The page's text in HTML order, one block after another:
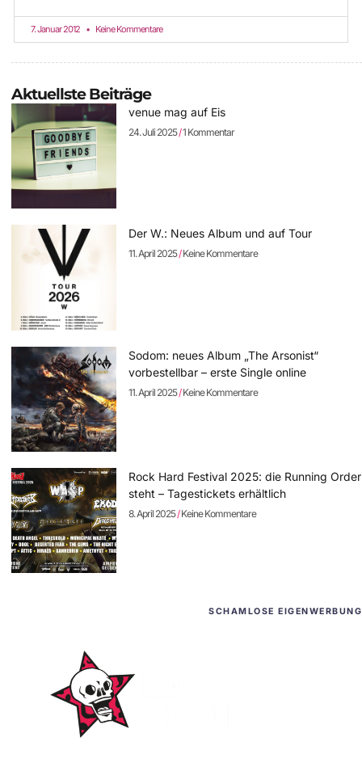
7. Januar 2012 Keine Kommentare
Aktuellste Beiträge
venue mag auf Eis
24. Juli 2025 1 Kommentar
Der W.: Neues Album und auf Tour
11. April 2025 Keine Kommentare
Sodom: neues Album „The Arsonist“
vorbestellbar – erste Single online
11. April 2025 Keine Kommentare
Rock Hard Festival 2025: die Running Order
steht – Tagestickets erhältlich
8. April 2025 Keine Kommentare
SCHAMLOSE EIGENWERBUNG